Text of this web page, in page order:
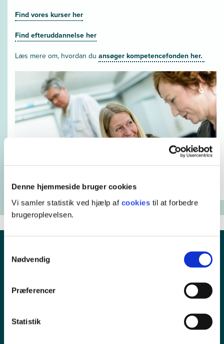
Denne hjemmeside bruger cookies
Vi samler statistik ved hjælp af cookies til at forbedre
brugeroplevelsen.
Nødvendig
Præferencer
Statistik
Find vores kurser her
Find efteruddannelse her
Læs mere om, hvordan du ansøger kompetencefonden her.